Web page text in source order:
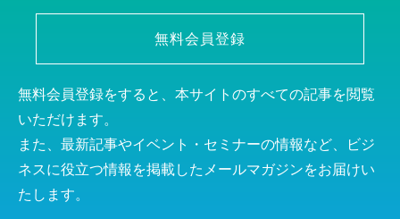
無料会員登録
無料会員登録をすると、本サイトのすべての記事を閲覧
いただけます。
また、最新記事やイベント・セミナーの情報など、ビジ
ネスに役立つ情報を掲載したメールマガジンをお届けい
たします。